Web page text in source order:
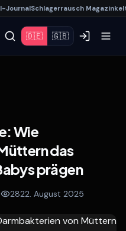
JournalSchlagerrausch Magazin
🇩🇪 🇬🇧
Wie
das
prägen
2822. August 2025